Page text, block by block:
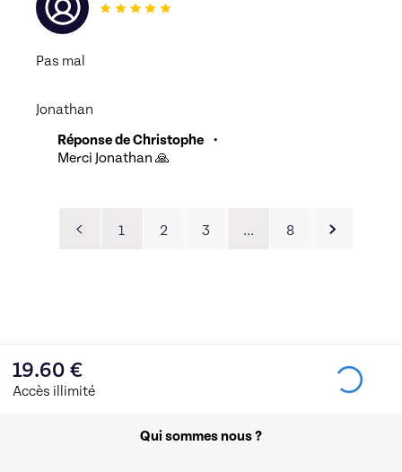
Pas mal
Jonathan
Réponse de Christophe
•
Merci Jonathan 🙏
1 2 3 … 8
19.60 €
Accès illimité
Qui sommes nous ?